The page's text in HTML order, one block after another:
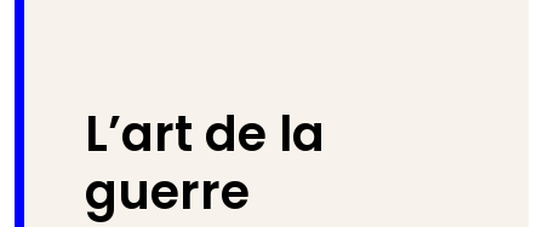
L’art de la
guerre